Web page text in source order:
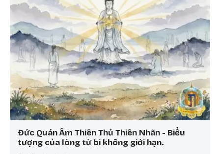
Đức Quán Âm Thiên Thủ Thiên Nhãn - Biểu
tượng của lòng từ bi không giới hạn.